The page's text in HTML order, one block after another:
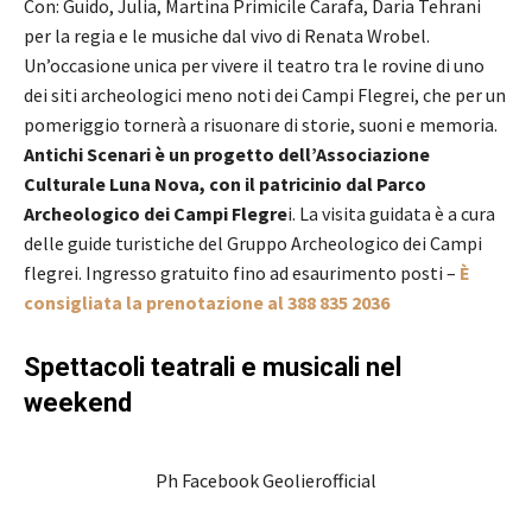
Con: Guido, Julia, Martina Primicile Carafa, Daria Tehrani
per la regia e le musiche dal vivo di Renata Wrobel.
Un’occasione unica per vivere il teatro tra le rovine di uno
dei siti archeologici meno noti dei Campi Flegrei, che per un
pomeriggio tornerà a risuonare di storie, suoni e memoria.
Antichi Scenari è un progetto dell’Associazione
Culturale Luna Nova, con il patricinio dal Parco
Archeologico dei Campi Flegrei. La visita guidata è a cura
delle guide turistiche del Gruppo Archeologico dei Campi
flegrei. Ingresso gratuito fino ad esaurimento posti – È
consigliata la prenotazione al 388 835 2036
Spettacoli teatrali e musicali nel
weekend
Ph Facebook Geolierofficial